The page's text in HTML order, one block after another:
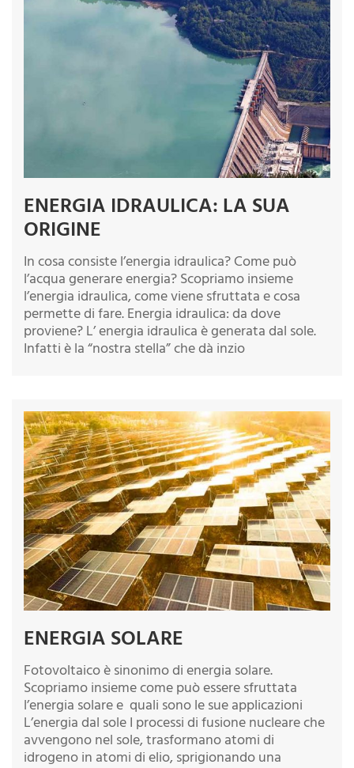
ENERGIA IDRAULICA: LA SUA
ORIGINE
In cosa consiste l’energia idraulica? Come può
l’acqua generare energia? Scopriamo insieme
l’energia idraulica, come viene sfruttata e cosa
permette di fare. Energia idraulica: da dove
proviene? L’ energia idraulica è generata dal sole.
Infatti è la “nostra stella” che dà inzio
ENERGIA SOLARE
Fotovoltaico è sinonimo di energia solare.
Scopriamo insieme come può essere sfruttata
l’energia solare e quali sono le sue applicazioni
L’energia dal sole I processi di fusione nucleare che
avvengono nel sole, trasformano atomi di
idrogeno in atomi di elio, sprigionando una